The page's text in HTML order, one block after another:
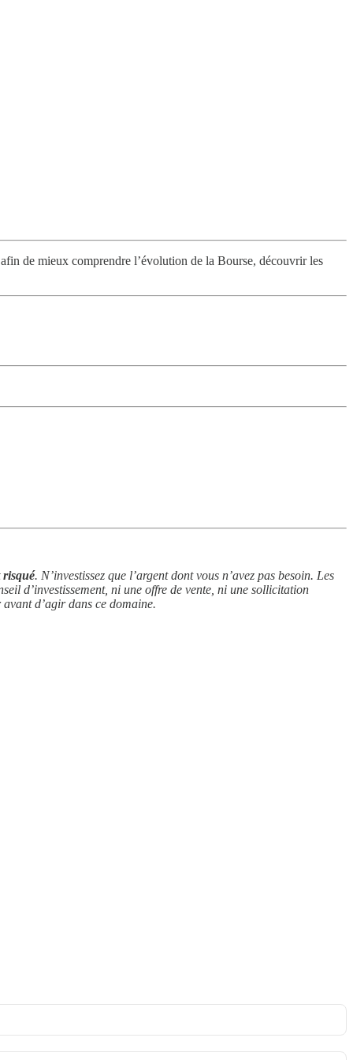
afin de mieux comprendre l’évolution de la Bourse, découvrir les
risqué. N’investissez que l’argent dont vous n’avez pas besoin. Les
d’investissement, ni une offre de vente, ni une sollicitation
d’agir dans ce domaine.